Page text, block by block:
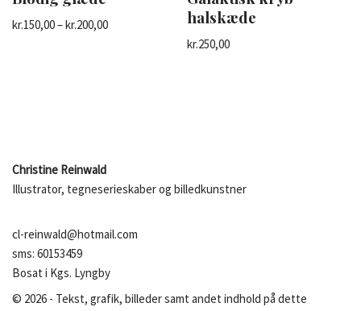
kr.150,00–kr.200,00
halskæde
kr.250,00
Christine Reinwald
Illustrator, tegneserieskaber og billedkunstner
cl-reinwald@hotmail.com
sms: 60153459
Bosat i Kgs. Lyngby
© 2026 - Tekst, grafik, billeder samt andet indhold på dette